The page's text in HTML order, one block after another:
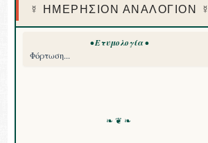
☿ ΗΜΕΡΗΣΙΟΝ ΑΝΑΛΟΓΙΟΝ ☿
• Ετυμολογία •
Φόρτωση...
❧ ❦ ❧